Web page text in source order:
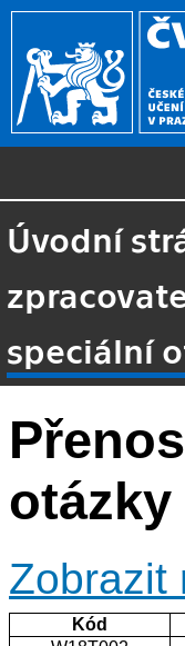
Úvodní
speciální
Zobrazit
Kód